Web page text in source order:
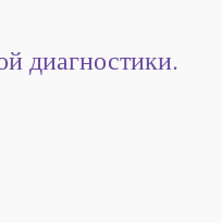
диагностики.